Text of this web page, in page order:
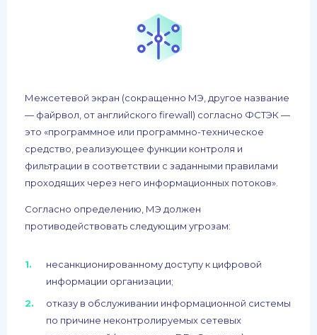
Межсетевой экран (сокращенно МЭ, другое название
— файрвол, от английского firewall) согласно ФСТЭК —
это «программное или программно-техническое
средство, реализующее функции контроля и
фильтрации в соответствии с заданными правилами
проходящих через него информационных потоков».
Согласно определению, МЭ должен
противодействовать следующим угрозам:
несанкционированному доступу к цифровой
информации организации;
отказу в обслуживании информационной системы
по причине неконтролируемых сетевых